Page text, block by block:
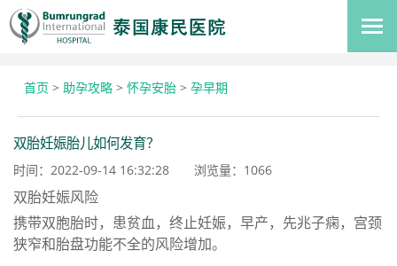
首页 > 助孕攻略 > 怀孕安胎 > 孕早期
双胎妊娠胎儿如何发育？
时间：2022-09-14 16:32:28 浏览量： 1066
双胎妊娠风险
携带双胞胎时，患贫血，终止妊娠，早产，先兆子痫，宫颈
狭窄和胎盘功能不全的风险增加。